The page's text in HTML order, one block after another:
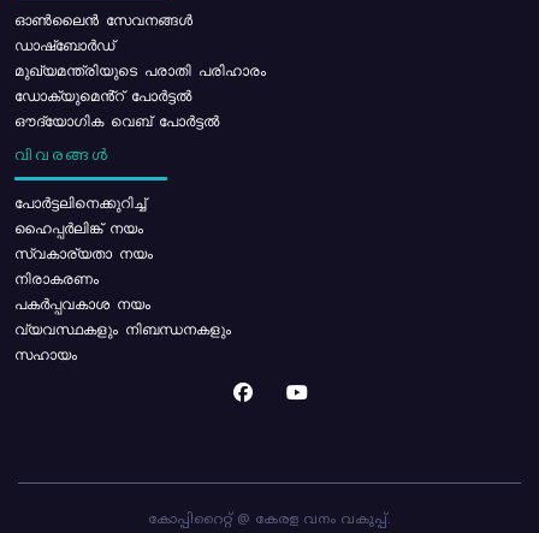
ഓൺലൈൻ സേവനങ്ങൾ
ഡാഷ്ബോർഡ്
മുഖ്യമന്ത്രിയുടെ പരാതി പരിഹാരം
ഡോക്യുമെൻ്റ് പോർട്ടൽ
ഔദ്യോഗിക വെബ് പോർട്ടൽ
വിവരങ്ങൾ
പോര്‍ട്ടലിനെക്കുറിച്ച്
ഹൈപ്പർലിങ്ക് നയം
സ്വകാര്യതാ നയം
നിരാകരണം
പകർപ്പവകാശ നയം
വ്യവസ്ഥകളും നിബന്ധനകളും
സഹായം
കോപ്പിറൈറ്റ് @ കേരള വനം വകുപ്പ്.